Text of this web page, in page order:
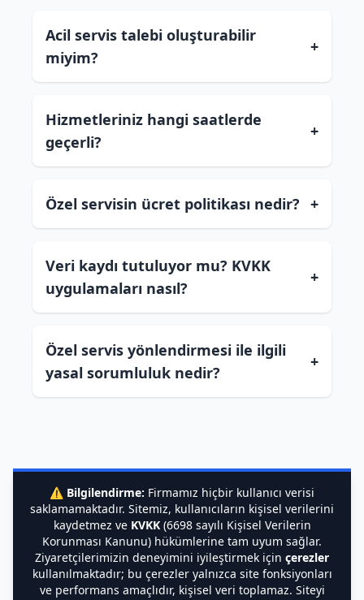
Acil servis talebi oluşturabilir
miyim?
+
Hizmetleriniz hangi saatlerde
geçerli?
+
Özel servisin ücret politikası nedir? +
Veri kaydı tutuluyor mu? KVKK
uygulamaları nasıl?
+
Özel servis yönlendirmesi ile ilgili
yasal sorumluluk nedir?
+
⚠️ Bilgilendirme: Firmamız hiçbir kullanıcı verisi
saklamamaktadır. Sitemiz, kullanıcıların kişisel verilerini
kaydetmez ve KVKK(6698 sayılı Kişisel Verilerin
Korunması Kanunu) hükümlerine tam uyum sağlar.
Ziyaretçilerimizin deneyimini iyileştirmek için çerezler
kullanılmaktadır; bu çerezler yalnızca site fonksiyonları
ve performans amaçlıdır, kişisel veri toplamaz. Siteyi